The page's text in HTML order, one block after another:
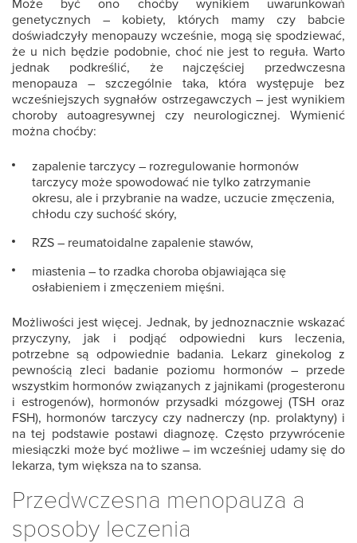
Może być ono choćby wynikiem uwarunkowań
genetycznych – kobiety, których mamy czy babcie
doświadczyły menopauzy wcześnie, mogą się spodziewać,
że u nich będzie podobnie, choć nie jest to reguła. Warto
jednak podkreślić, że najczęściej przedwczesna
menopauza – szczególnie taka, która występuje bez
wcześniejszych sygnałów ostrzegawczych – jest wynikiem
choroby autoagresywnej czy neurologicznej. Wymienić
można choćby:
zapalenie tarczycy – rozregulowanie hormonów
tarczycy może spowodować nie tylko zatrzymanie
okresu, ale i przybranie na wadze, uczucie zmęczenia,
chłodu czy suchość skóry,
RZS – reumatoidalne zapalenie stawów,
miastenia – to rzadka choroba objawiająca się
osłabieniem i zmęczeniem mięśni.
Możliwości jest więcej. Jednak, by jednoznacznie wskazać
przyczyny, jak i podjąć odpowiedni kurs leczenia,
potrzebne są odpowiednie badania. Lekarz ginekolog z
pewnością zleci badanie poziomu hormonów – przede
wszystkim hormonów związanych z jajnikami (progesteronu
i estrogenów), hormonów przysadki mózgowej (TSH oraz
FSH), hormonów tarczycy czy nadnerczy (np. prolaktyny) i
na tej podstawie postawi diagnozę. Często przywrócenie
miesiączki może być możliwe – im wcześniej udamy się do
lekarza, tym większa na to szansa.
Przedwczesna menopauza a
sposoby leczenia